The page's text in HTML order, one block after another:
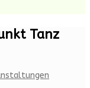
Tanz